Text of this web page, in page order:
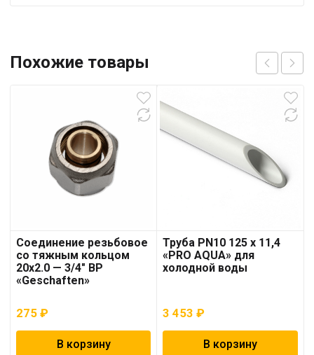
Похожие товары
Соединение резьбовое
со тяжным кольцом
20х2.0 — 3/4″ ВР
«Geschaften»
275 ₽
В корзину
Труба PN10 125 x 11,4
«PRO AQUA» для
холодной воды
3 453₽
В корзину